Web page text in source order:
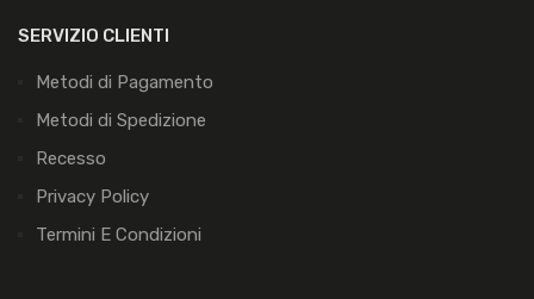
SERVIZIO CLIENTI
Metodi di Pagamento
Metodi di Spedizione
Recesso
Privacy Policy
Termini E Condizioni